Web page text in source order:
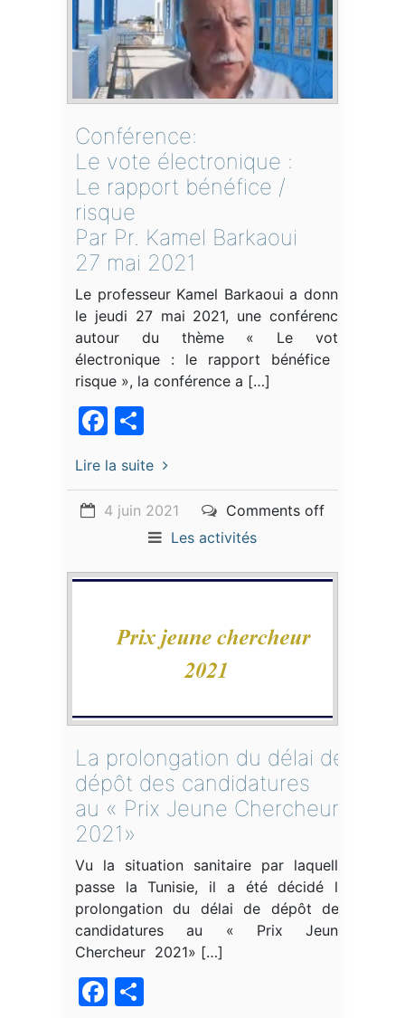
Conférence:
Le vote électronique :
Le rapport bénéfice /
risque
Par Pr. Kamel Barkaoui
27 mai 2021
Le professeur Kamel Barkaoui a donné
le jeudi 27 mai 2021, une conférence
autour du thème « Le vote
électronique : le rapport bénéfice /
risque », la conférence a […]
Facebook
Lire la suite
4 juin 2021
Comments off
Les activités
La prolongation du délai de
dépôt des candidatures
au « Prix Jeune Chercheur
2021»
Vu la situation sanitaire par laquelle
passe la Tunisie, il a été décidé la
prolongation du délai de dépôt des
candidatures au « Prix Jeune
Chercheur 2021» […]
Facebook